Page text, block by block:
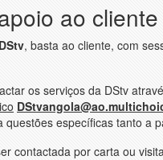
ao
, basta ao cliente, com
os serviços da DStv
específicas tanto a
contactada por carta ou